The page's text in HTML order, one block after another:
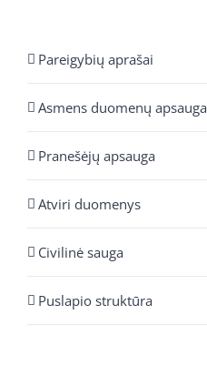
Pareigybių aprašai
Asmens duomenų apsauga
Pranešėjų apsauga
Atviri duomenys
Civilinė sauga
Puslapio struktūra